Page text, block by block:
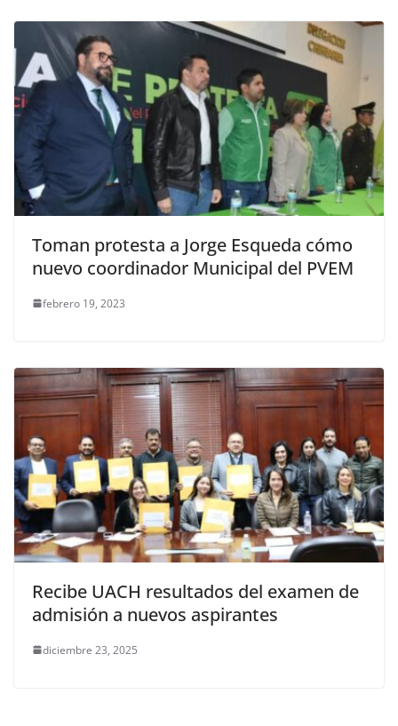
Toman protesta a Jorge Esqueda cómo
nuevo coordinador Municipal del PVEM
febrero 19, 2023
Recibe UACH resultados del examen de
admisión a nuevos aspirantes
diciembre 23, 2025